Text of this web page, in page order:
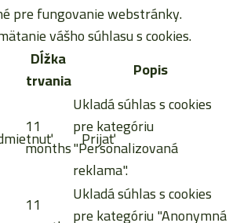
Prijať
pre fungovanie webstránky.
vášho súhlasu s cookies.
Dĺžka
trvania
Popis
11
months
Ukladá súhlas s cookies
pre kategóriu
"Personalizovaná
reklama".
11
Ukladá súhlas s cookies
pre kategóriu "Anonymná